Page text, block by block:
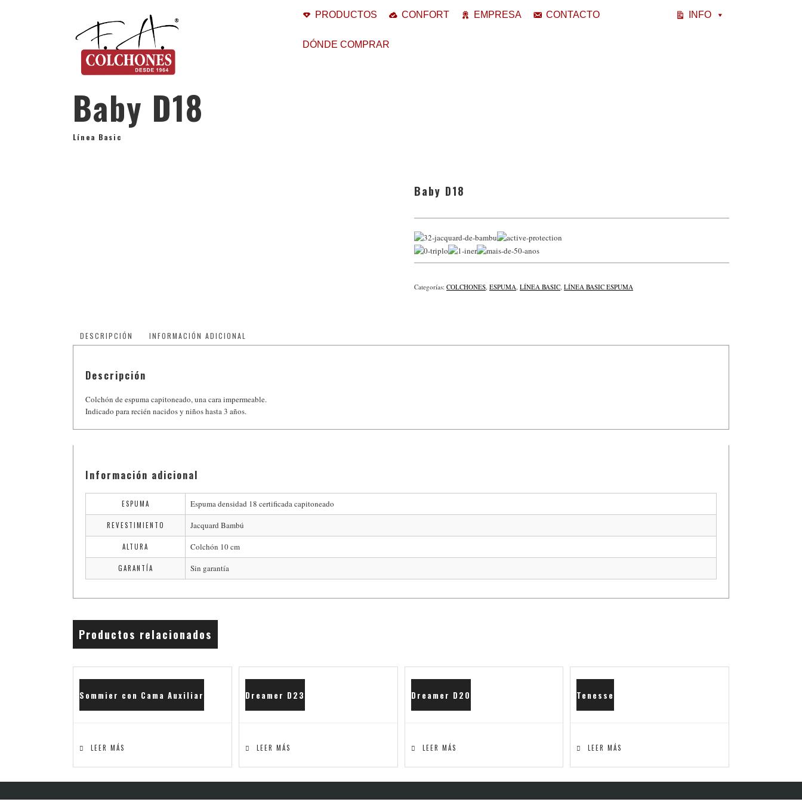
PRODUCTOS CONFORT INFO
EMPRESA CONTACTO
DÓNDE COMPRAR
Baby D18
Línea Basic
Baby D18
Categorías: COLCHONES, ESPUMA, LÍNEA BASIC, LÍNEA BASIC ESPUMA
DESCRIPCIÓN INFORMACIÓN ADICIONAL
Descripción
Colchón de espuma capitoneado, una cara impermeable.
Indicado para recién nacidos y niños hasta 3 años.
Información adicional
ESPUMA Espuma densidad 18 certificada capitoneado
REVESTIMIENTO Jacquard Bambú
ALTURA Colchón 10 cm
GARANTÍA Sin garantía
Productos relacionados
Sommier con Cama Auxiliar
LEER MÁS
Dreamer D23
LEER MÁS
Dreamer D20
LEER MÁS
Tenesse
LEER MÁS